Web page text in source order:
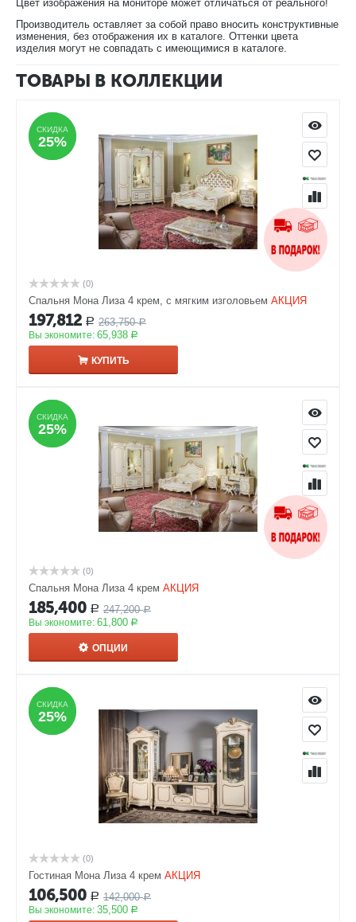
Цвет изображения на мониторе может отличаться от реального!
Производитель оставляет за собой право вносить конструктивные
изменения, без отображения их в каталоге. Оттенки цвета
изделия могут не совпадать с имеющимися в каталоге.
ТОВАРЫ В КОЛЛЕКЦИИ
СКИДКА
25%
СКИДКА
25%
(0)
Спальня Мона Лиза 4 крем, с мягким изголовьем АКЦИЯ
197,812 Р 263,750 Р
Вы экономите: 65,938 Р
КУПИТЬ
СКИДКА
25%
СКИДКА
25%
(0)
Спальня Мона Лиза 4 крем АКЦИЯ
185,400 Р 247,200 Р
Вы экономите: 61,800 Р
ОПЦИИ
СКИДКА
25%
СКИДКА
25%
(0)
Гостиная Мона Лиза 4 крем АКЦИЯ
106,500 Р 142,000 Р
Вы экономите: 35,500 Р